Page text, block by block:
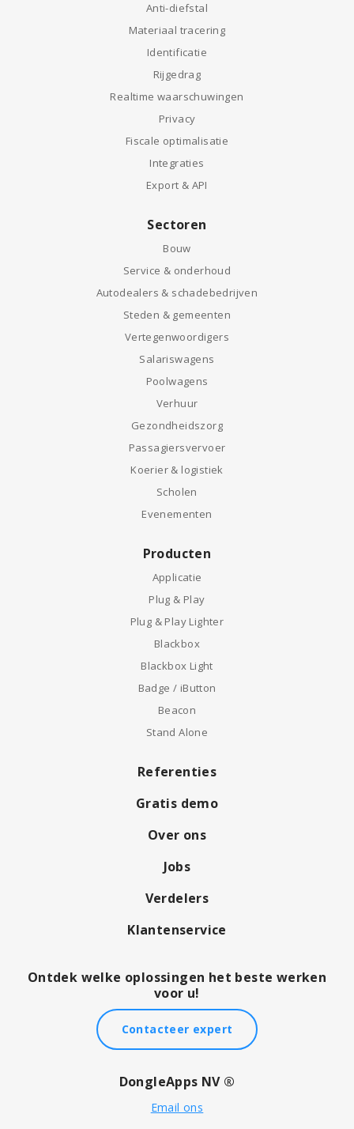
Anti-diefstal
Materiaal tracering
Identificatie
Rijgedrag
Realtime waarschuwingen
Privacy
Fiscale optimalisatie
Integraties
Export & API
Sectoren
Bouw
Service & onderhoud
Autodealers & schadebedrijven
Steden & gemeenten
Vertegenwoordigers
Salariswagens
Poolwagens
Verhuur
Gezondheidszorg
Passagiersvervoer
Koerier & logistiek
Scholen
Evenementen
Producten
Applicatie
Plug & Play
Plug & Play Lighter
Blackbox
Blackbox Light
Badge / iButton
Beacon
Stand Alone
Referenties
Gratis demo
Over ons
Jobs
Verdelers
Klantenservice
Ontdek welke oplossingen het beste werken
voor u!
Contacteer expert
DongleApps NV ®
Email ons